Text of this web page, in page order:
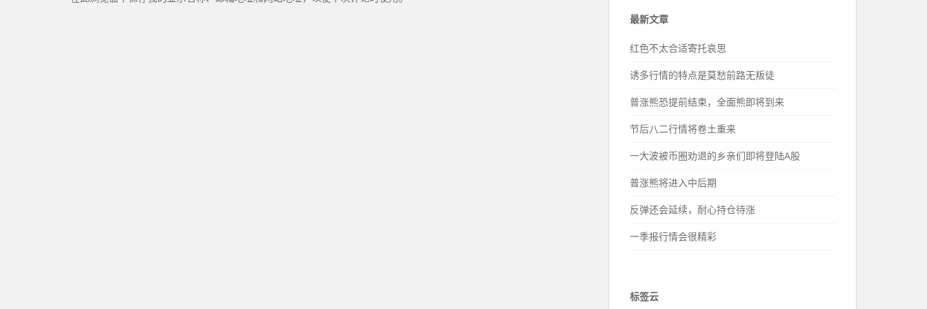
最新文章
红色不太合适寄托哀思
诱多行情的特点是莫愁前路无叛徒
普涨熊恐提前结束，全面熊即将到来
节后八二行情将卷土重来
一大波被币圈劝退的乡亲们即将登陆A股
普涨熊将进入中后期
反弹还会延续，耐心持仓待涨
一季报行情会很精彩
标签云